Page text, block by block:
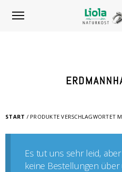
START / PRODUKTE VERSCHLAGWORTET
Es tut uns sehr leid,
keine Bestellungen